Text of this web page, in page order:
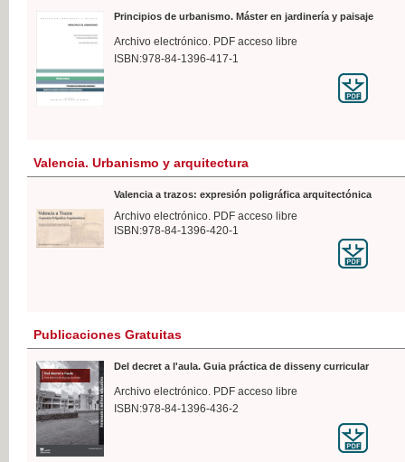
Principios de urbanismo. Máster en jardinería y paisaje
Archivo electrónico. PDF acceso libre
ISBN:978-84-1396-417-1
Valencia. Urbanismo y arquitectura
Valencia a trazos: expresión poligráfica arquitectónica
Archivo electrónico. PDF acceso libre
ISBN:978-84-1396-420-1
Publicaciones Gratuitas
Del decret a l'aula. Guia práctica de disseny curricular
Archivo electrónico. PDF acceso libre
ISBN:978-84-1396-436-2